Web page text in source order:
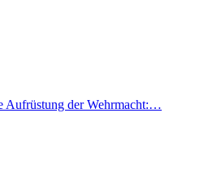
Aufrüstung der Wehrmacht:…